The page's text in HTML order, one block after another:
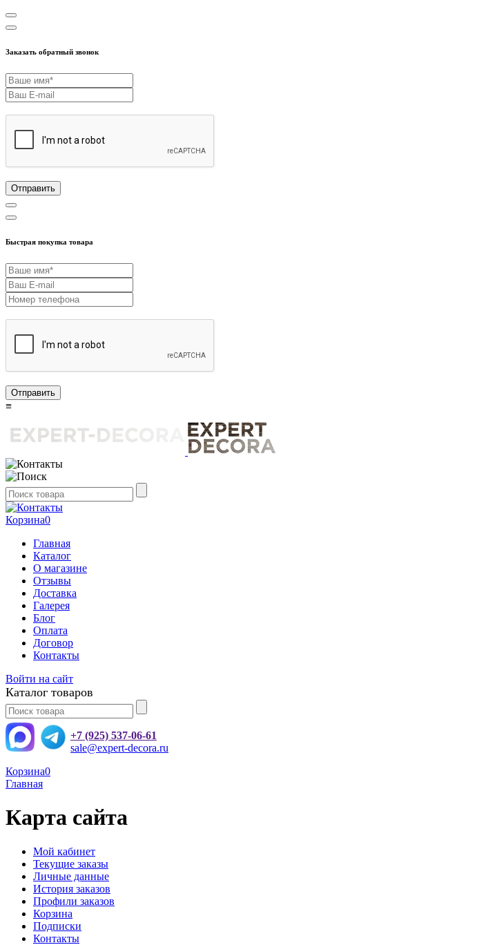
Заказать обратный звонок
Отправить
Быстрая покупка товара
Отправить
≡
Корзина0
Главная
Каталог
О магазине
Отзывы
Доставка
Галерея
Блог
Оплата
Договор
Контакты
Войти на сайт
Каталог товаров
+7 (925) 537-06-61
sale@expert-decora.ru
Корзина0
Главная
Карта сайта
Мой кабинет
Текущие заказы
Личные данные
История заказов
Профили заказов
Корзина
Подписки
Контакты